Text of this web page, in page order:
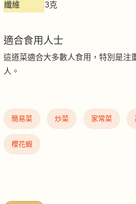
纖維
3克
適合食用人士
這道菜適合大多數人食用，特別是注
人。
簡易菜 炒菜 家常菜
櫻花蝦